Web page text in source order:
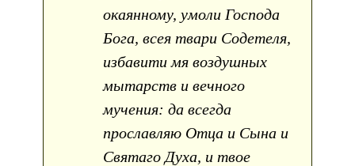
окаянному, умоли Господа
Бога, всея твари Содетеля,
избавити мя воздушных
мытарств и вечного
мучения: да всегда
прославляю Отца и Сына и
Святаго Духа, и твое